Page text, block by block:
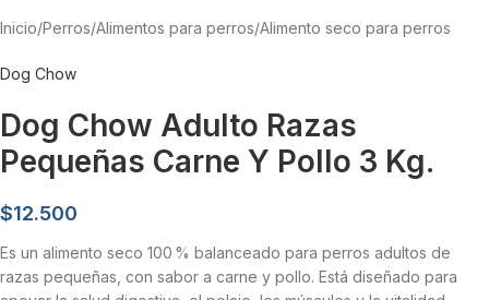
Inicio/Perros/Alimentos para perros/Alimento seco para perros
Dog Chow
Dog Chow Adulto Razas
Pequeñas Carne Y Pollo 3 Kg.
$12.500
Es un alimento seco 100 % balanceado para perros adultos de
razas pequeñas, con sabor a carne y pollo. Está diseñado para